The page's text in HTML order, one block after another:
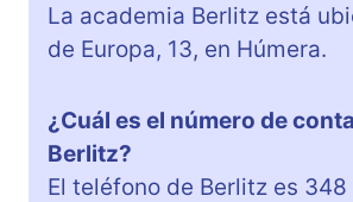
La academia Berlitz está
de Europa, 13, en Húmera.
¿Cuál es el número de
Berlitz?
El teléfono de Berlitz es 348